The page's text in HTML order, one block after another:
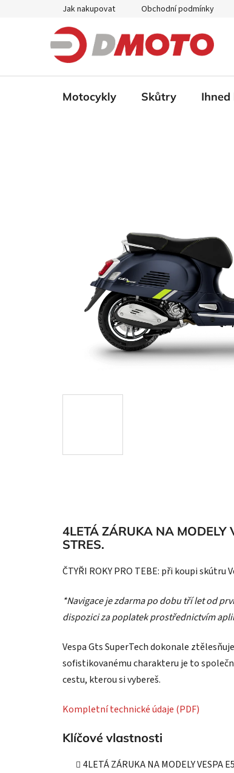
Jak nakupovat Obchodní podmínky
Motocykly Skůtry Ihned
4LETÁ ZÁRUKA NA MODELY
STRES.
ČTYŘI ROKY PRO TEBE: při koupi
*Navigace je zdarma po dobu tří let od
dispozici za poplatek prostřednictvím
Vespa Gts SuperTech dokonale
sofistikovanému charakteru je to
cestu, kterou si vybereš.
Kompletní technické údaje (PDF)
Klíčové vlastnosti
4LETÁ ZÁRUKA NA MODELY VESPA